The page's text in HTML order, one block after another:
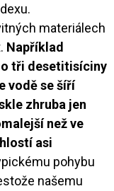
materiálech
Například
tři desetitisíciny
vodě se šíří
zhruba jen
než ve
asi
pohybu
našemu